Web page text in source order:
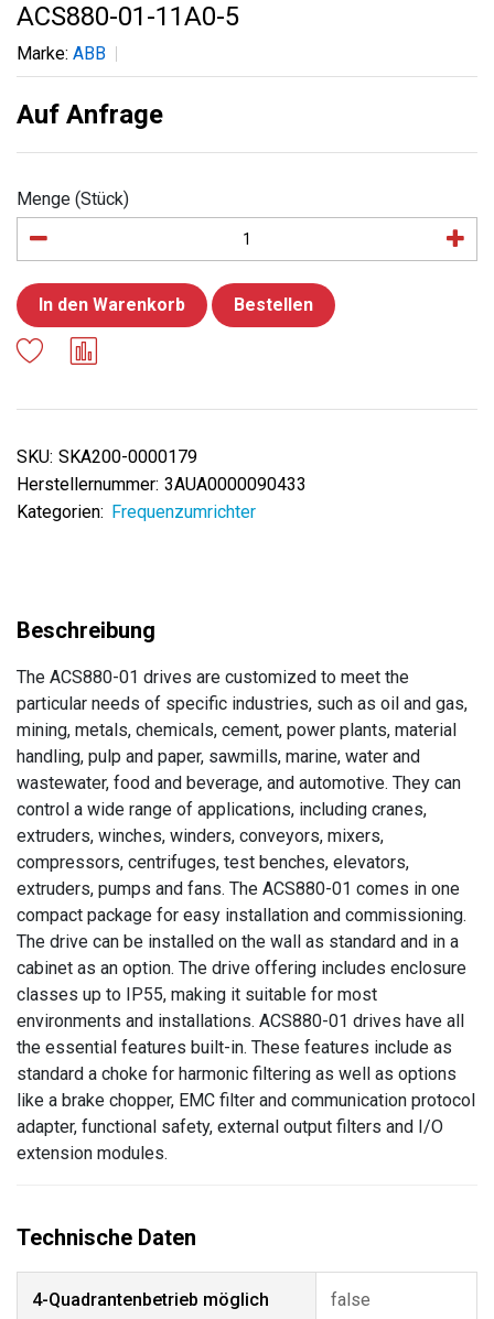
ACS880-01-11A0-5
Marke: ABB
Auf Anfrage
Menge (Stück)
In den Warenkorb Bestellen
SKU: SKA200-0000179
Herstellernummer: 3AUA0000090433
Kategorien: Frequenzumrichter
The ACS880-01 drives are customized to meet the
particular needs of specific industries, such as oil and gas,
mining, metals, chemicals, cement, power plants, material
handling, pulp and paper, sawmills, marine, water and
wastewater, food and beverage, and automotive. They can
control a wide range of applications, including cranes,
extruders, winches, winders, conveyors, mixers,
compressors, centrifuges, test benches, elevators,
extruders, pumps and fans. The ACS880-01 comes in one
compact package for easy installation and commissioning.
The drive can be installed on the wall as standard and in a
cabinet as an option. The drive offering includes enclosure
classes up to IP55, making it suitable for most
environments and installations. ACS880-01 drives have all
the essential features built-in. These features include as
standard a choke for harmonic filtering as well as options
like a brake chopper, EMC filter and communication protocol
adapter, functional safety, external output filters and I/O
extension modules.
4-Quadrantenbetrieb möglich false